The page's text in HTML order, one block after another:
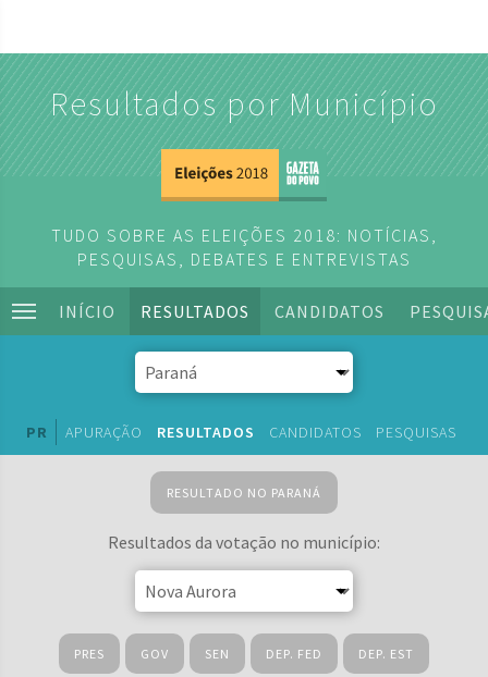
Resultados por Município
TUDO SOBRE AS ELEIÇÕES 2018: NOTÍCIAS,
PESQUISAS, DEBATES E ENTREVISTAS
INÍCIO RESULTADOS CANDIDATOS
PR APURAÇÃO RESULTADOS CANDIDATOS PESQUISAS
RESULTADO NO PARANÁ
Resultados da votação no município:
PRES GOV SEN DEP. FED DEP. EST